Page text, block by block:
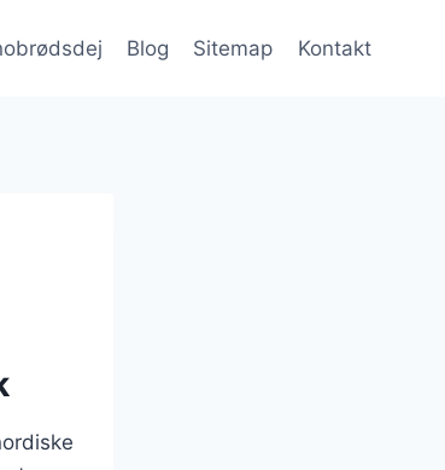
Blog Sitemap Kontakt